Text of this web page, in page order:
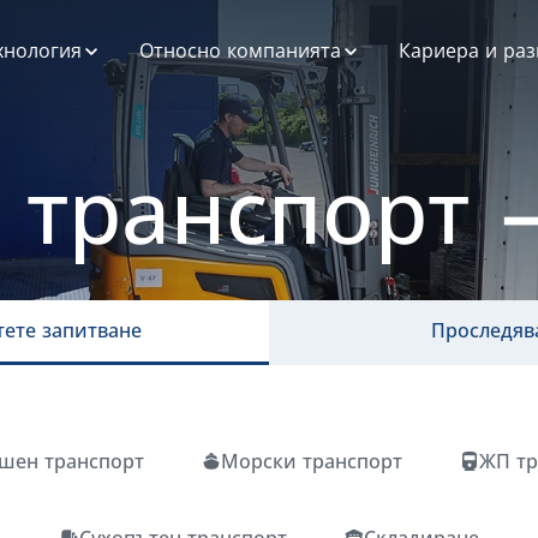
за
за
и анализ
Относно компанията
ESG при нас
Профил на
компанията
История
Мисия, Визия и
Ценности
Кариера и
запитване
транспорт Морски транспорт ЖП